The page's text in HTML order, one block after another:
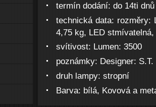
termín dodání: do 14ti dnů
technická data: rozměry:
4,75 kg, LED stmívatelná,
svítivost: Lumen: 3500
poznámky: Designer:
druh lampy: stropní
Barva: bílá, Kovová a